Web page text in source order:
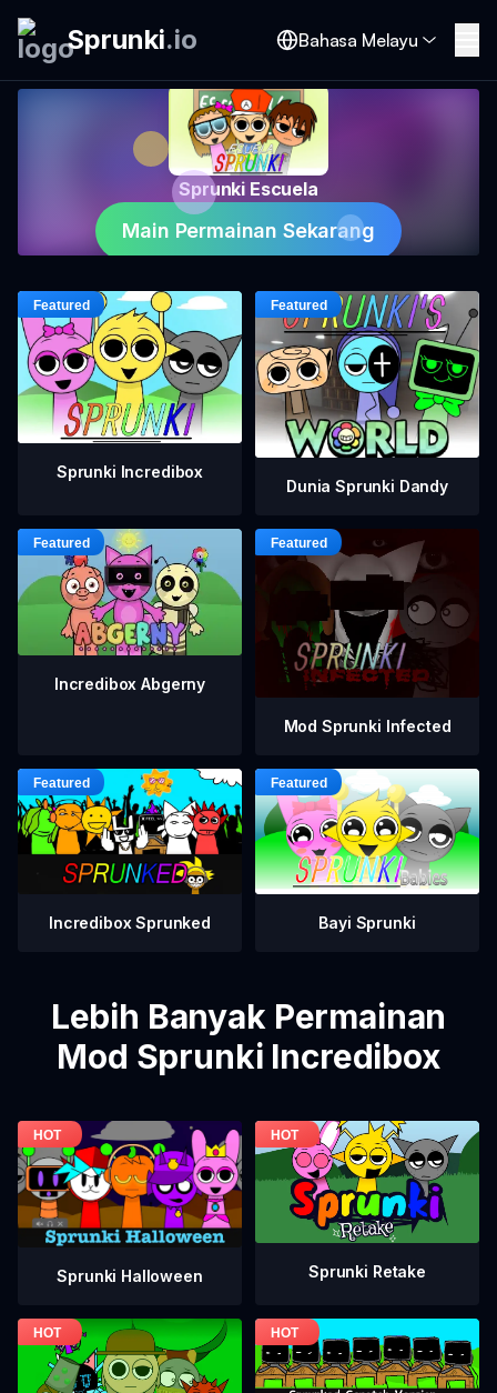
Sprunki.io Bahasa Melayu
Sprunki Escuela
Main Permainan Sekarang
Sprunki Incredibox
Dunia Sprunki Dandy
Incredibox Abgerny
Mod Sprunki Infected
Incredibox Sprunked Bayi Sprunki
Lebih Banyak Permainan
Mod Sprunki Incredibox
Sprunki Halloween Sprunki Retake